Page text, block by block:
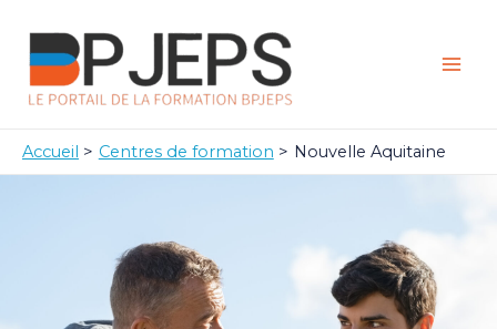
contenu
Accueil Centres de formation Nouvelle Aquitaine